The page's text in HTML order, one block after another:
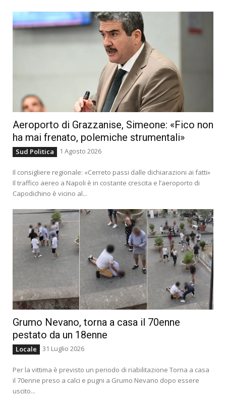
Aeroporto di Grazzanise, Simeone: «Fico non
ha mai frenato, polemiche strumentali»
Sud Politica 1 Agosto 2026
Il consigliere regionale: «Cerreto passi dalle dichiarazioni ai fatti»
Il traffico aereo a Napoli è in costante crescita e l’aeroporto di
Capodichino è vicino al...
Grumo Nevano, torna a casa il 70enne
pestato da un 18enne
Locale 31 Luglio 2026
Per la vittima è previsto un periodo di riabilitazione Torna a casa
il 70enne preso a calci e pugni a Grumo Nevano dopo essere
uscito...